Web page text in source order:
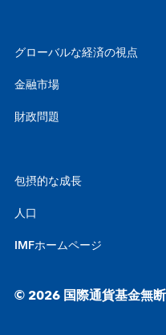
グローバルな経済の視点
金融市場
財政問題
包摂的な成長
人口
IMFホームページ
© 2026 国際通貨基金無